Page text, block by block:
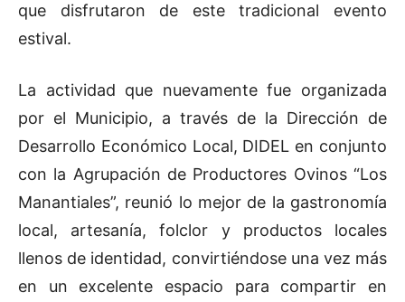
que disfrutaron de este tradicional evento
estival.
La actividad que nuevamente fue organizada
por el Municipio, a través de la Dirección de
Desarrollo Económico Local, DIDEL en conjunto
con la Agrupación de Productores Ovinos “Los
Manantiales”, reunió lo mejor de la gastronomía
local, artesanía, folclor y productos locales
llenos de identidad, convirtiéndose una vez más
en un excelente espacio para compartir en